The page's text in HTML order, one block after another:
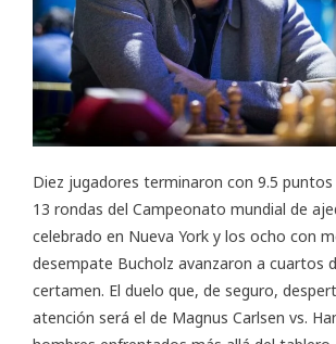
Diez jugadores terminaron con 9.5 puntos
13 rondas del Campeonato mundial de
celebrado en Nueva York y los ocho con
desempate Bucholz avanzaron a cuartos
certamen. El duelo que, de seguro,
atención será el de Magnus Carlsen vs.